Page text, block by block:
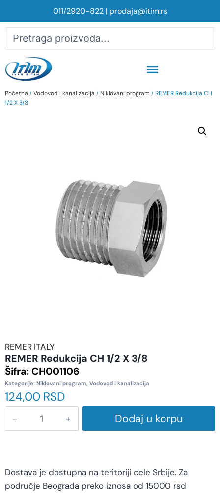
011/2920-822| prodaja@itim.rs
Početna /Vodovod i kanalizacija / Niklovani program / REMER Redukcija CH
1/2 X 3/8
REMER ITALY
REMER Redukcija CH 1/2 X 3/8
Šifra: CH001106
Kategorije: Niklovani program, Vodovod i kanalizacija
124,00 RSD
Dodaj u korpu
Dostava je dostupna na teritoriji cele Srbije. Za
područje Beograda preko iznosa od 15000 rsd